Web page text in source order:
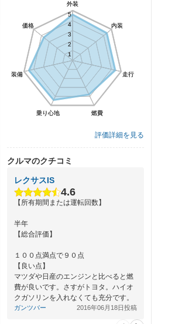
外装
内装
走行
燃費
乗り心地
装備
価格
1
2
3
4
5
外装
内装
走行
燃費
乗り心地
装備
価格
1
2
3
4
5
評価詳細を見る
クルマのクチコミ
レクサスIS
4.6
【所有期間または運転回数】
半年
【総合評価】
１００点満点で９０点
【良い点】
マツダや日産のエンジンと比べると燃
費が良いです。さすがトヨタ。ハイオ
クガソリンを入れなくても充分です。
車の大きさも日本の道路事情で考え…
ガンツバー 2016年06月18日投稿